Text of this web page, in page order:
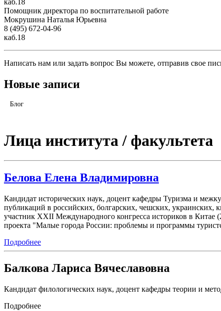
Помощник директора по воспитательной работе
Мокрушина Наталья Юрьевна
8 (495) 672-04-96
каб.18
Написать нам или задать вопрос Вы можете, отправив свое
Новые записи
Блог
Лица института / факультета
Белова Елена Владимировна
Кандидат исторических наук, доцент кафедры Туризма и
публикаций в российских, болгарских, чешских, украинских,
участник XXII Международного конгресса историков в Китае
проекта "Малые города России: проблемы и программы
Подробнее
Балкова Лариса Вячеславовна
Кандидат филологических наук, доцент кафедры теории и
Подробнее